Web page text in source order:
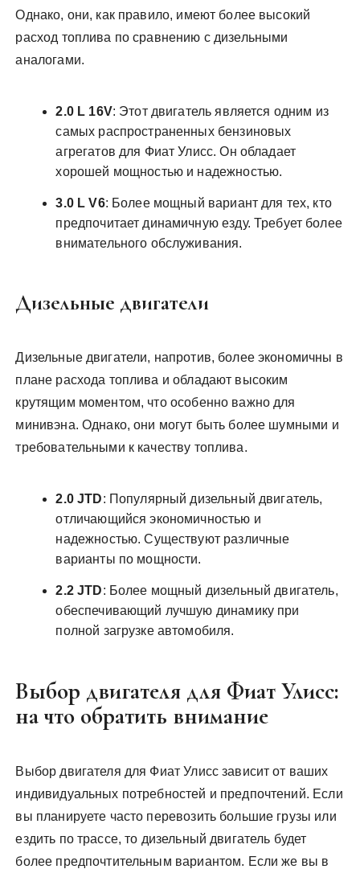
Однако, они, как правило, имеют более высокий
расход топлива по сравнению с дизельными
аналогами.
2.0 L 16V: Этот двигатель является одним из
самых распространенных бензиновых
агрегатов для Фиат Улисс. Он обладает
хорошей мощностью и надежностью.
3.0 L V6: Более мощный вариант для тех, кто
предпочитает динамичную езду. Требует более
внимательного обслуживания.
Дизельные двигатели
Дизельные двигатели, напротив, более экономичны в
плане расхода топлива и обладают высоким
крутящим моментом, что особенно важно для
минивэна. Однако, они могут быть более шумными и
требовательными к качеству топлива.
2.0 JTD: Популярный дизельный двигатель,
отличающийся экономичностью и
надежностью. Существуют различные
варианты по мощности.
2.2 JTD: Более мощный дизельный двигатель,
обеспечивающий лучшую динамику при
полной загрузке автомобиля.
Выбор двигателя для Фиат Улисс:
на что обратить внимание
Выбор двигателя для Фиат Улисс зависит от ваших
индивидуальных потребностей и предпочтений. Если
вы планируете часто перевозить большие грузы или
ездить по трассе, то дизельный двигатель будет
более предпочтительным вариантом. Если же вы в